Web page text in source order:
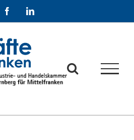
FacebookLinkedIn